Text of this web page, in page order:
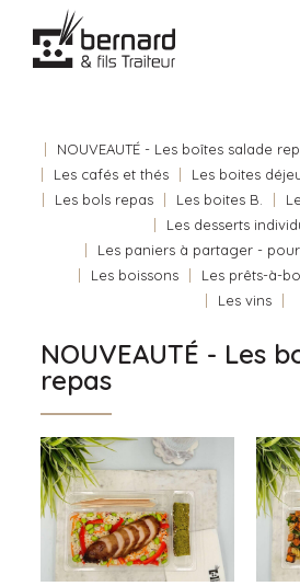
Demander une soumission
À propos
En
NOUVEAUTÉ - Les boîtes salade
Les cafés et thés
Les boites
Les bols repas
Les boites B.
Les desserts
Les paniers à partager -
Les boissons
Les prêts-à-
Les vins
NOUVEAUTÉ - Les
repas